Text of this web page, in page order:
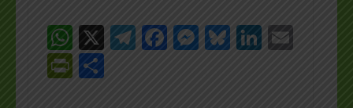
WhatsApp
X Telegram
Facebook
Messenger
Bluesky
PrintFriendly